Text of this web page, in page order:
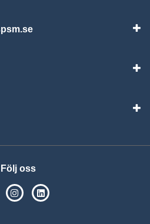
Följ oss
SPSM på Facebook
SPSM på Instagram